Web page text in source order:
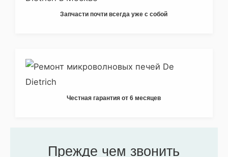
Запчасти почти всегда уже с собой
Честная гарантия от 6 месяцев
Прежде чем звонить